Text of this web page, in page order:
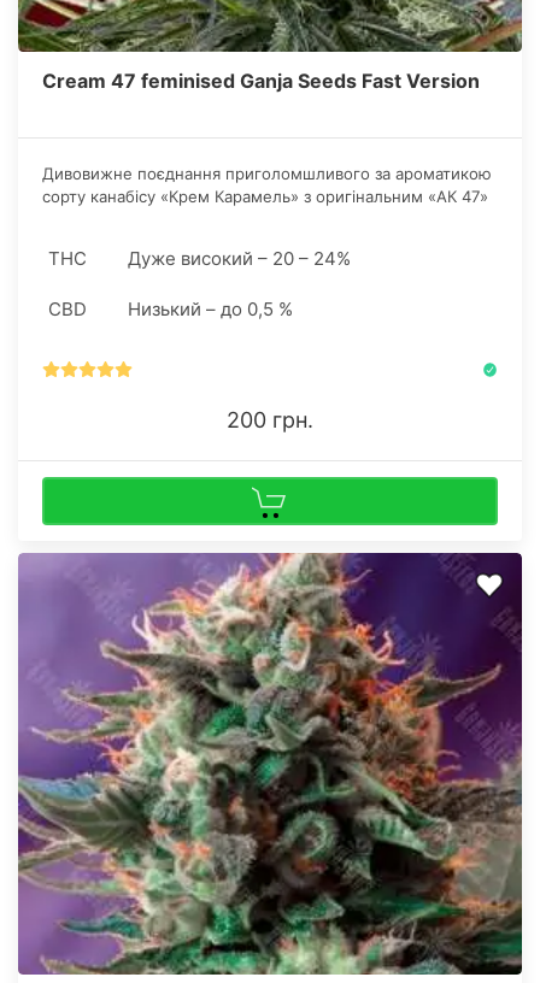
Cream 47 feminised Ganja Seeds Fast Version
Дивовижне поєднання приголомшливого за ароматикою
сорту канабісу «Крем Карамель» з оригінальним «АК 47»
THC Дуже високий – 20 – 24%
CBD Низький – до 0,5 %
200 грн.